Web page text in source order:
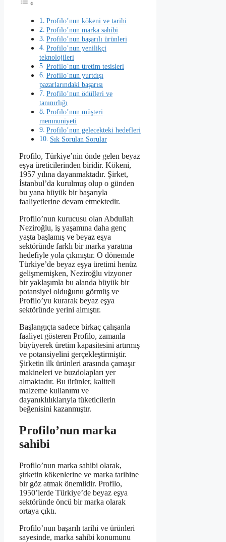
Profilo’nun kökeni ve tarihi
Profilo’nun marka sahibi
Profilo’nun başarılı ürünleri
Profilo’nun yenilikçi
teknolojileri
Profilo’nun üretim tesisleri
Profilo’nun yurtdışı
pazarlarındaki başarısı
Profilo’nun ödülleri ve
tanınırlığı
Profilo’nun müşteri
memnuniyeti
Profilo’nun gelecekteki hedefleri
Sık Sorulan Sorular
Profilo, Türkiye’nin önde gelen beyaz
eşya üreticilerinden biridir. Kökeni,
1957 yılına dayanmaktadır. Şirket,
İstanbul’da kurulmuş olup o günden
bu yana büyük bir başarıyla
faaliyetlerine devam etmektedir.
Profilo’nun kurucusu olan Abdullah
Neziroğlu, iş yaşamına daha genç
yaşta başlamış ve beyaz eşya
sektöründe farklı bir marka yaratma
hedefiyle yola çıkmıştır. O dönemde
Türkiye’de beyaz eşya üretimi henüz
gelişmemişken, Neziroğlu vizyoner
bir yaklaşımla bu alanda büyük bir
potansiyel olduğunu görmüş ve
Profilo’yu kurarak beyaz eşya
sektöründe yerini almıştır.
Başlangıçta sadece birkaç çalışanla
faaliyet gösteren Profilo, zamanla
büyüyerek üretim kapasitesini artırmış
ve potansiyelini gerçekleştirmiştir.
Şirketin ilk ürünleri arasında çamaşır
makineleri ve buzdolapları yer
almaktadır. Bu ürünler, kaliteli
malzeme kullanımı ve
dayanıklılıklarıyla tüketicilerin
beğenisini kazanmıştır.
Profilo’nun marka
sahibi
Profilo’nun marka sahibi olarak,
şirketin kökenlerine ve marka tarihine
bir göz atmak önemlidir. Profilo,
1950’lerde Türkiye’de beyaz eşya
sektöründe öncü bir marka olarak
ortaya çıktı.
Profilo’nun başarılı tarihi ve ürünleri
sayesinde, marka sahibi konumunu